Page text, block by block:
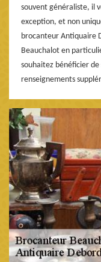
souvent généraliste, il
exception, et non
brocanteur Antiquaire
Beauchalot en
souhaitez bénéficier de
renseignements